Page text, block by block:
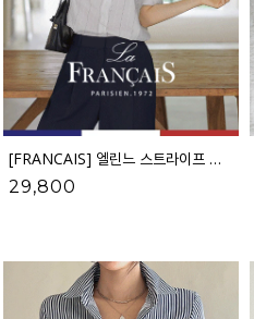
[FRANCAIS] 엘린느 스트라이프 레이온 셔츠(반팔VER.)_F6H443SH
29,800